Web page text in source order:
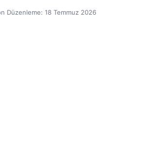
Düzenleme: 18 Temmuz 2026